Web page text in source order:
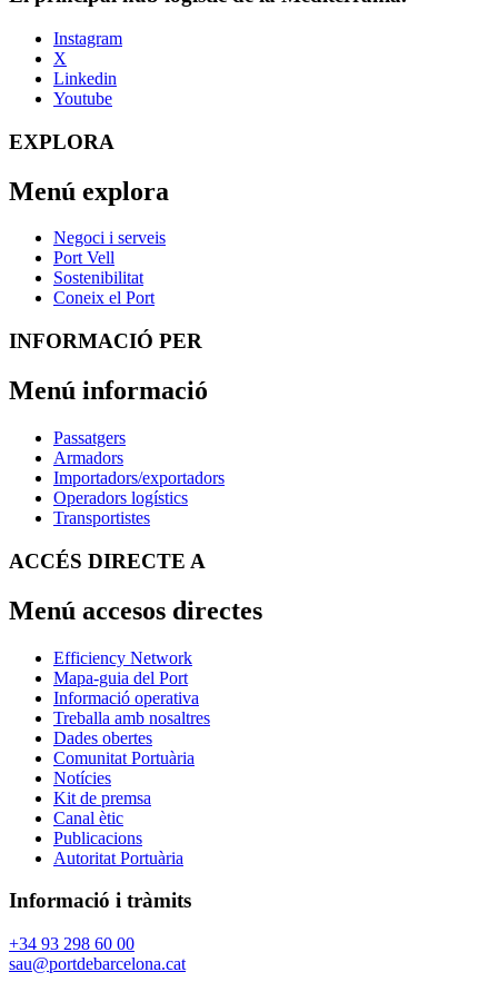
Instagram
X
Linkedin
Youtube
EXPLORA
Menú explora
Negoci i serveis
Port Vell
Sostenibilitat
Coneix el Port
INFORMACIÓ PER
Menú informació
Passatgers
Armadors
Importadors/exportadors
Operadors logístics
Transportistes
ACCÉS DIRECTE A
Menú accesos directes
Efficiency Network
Mapa-guia del Port
Informació operativa
Treballa amb nosaltres
Dades obertes
Comunitat Portuària
Notícies
Kit de premsa
Canal ètic
Publicacions
Autoritat Portuària
Informació i tràmits
+34 93 298 60 00
sau@portdebarcelona.cat